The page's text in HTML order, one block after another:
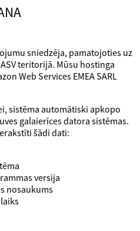
sniedzēja, pamatojoties uz
teritorijā. Mūsu hostinga
Web Services EMEA SARL
sistēma automātiski apkopo
galaierīces datora sistēmas.
šādi dati:
versija
nosaukums